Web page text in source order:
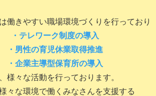
働きやすい職場環境づくりを行っており
・テレワーク制度の導入
・男性の育児休業取得推進
・企業主導型保育所の導入
様々な活動を行っております。
々な環境で働くみなさんを支援する